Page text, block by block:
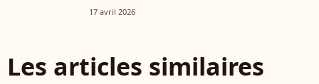
17 avril 2026
Les articles similaires